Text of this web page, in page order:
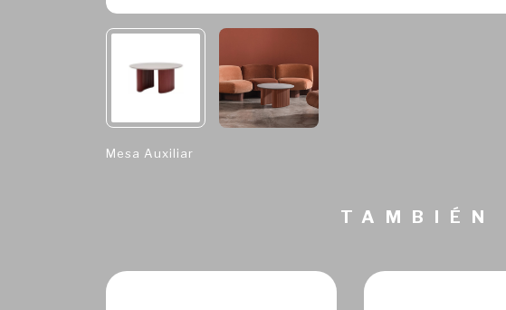
Mesa Auxiliar
TAMBIÉN